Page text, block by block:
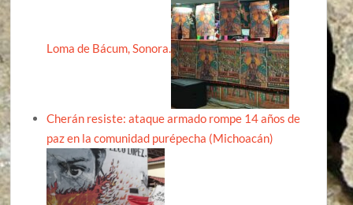
Loma de Bácum, Sonora.
Cherán resiste: ataque armado rompe 14 años de
paz en la comunidad purépecha (Michoacán)